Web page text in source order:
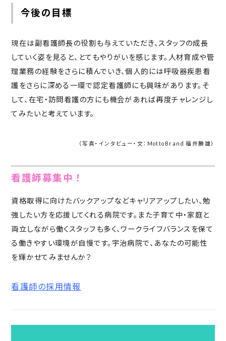
今後の目標
現在は副看護師長の役割も与えていただき、スタッフの成長
していく姿を見ると、とてもやりがいを感じます。人材育成や管
理業務の経験をさらに積んでいき、個人的には呼吸器疾患看
護をさらに深める一環で認定看護師にも興味があります。そ
して、在宅・訪問看護の方にも機会があれば再度チャレンジし
てみたいと考えています。
（写真・インタビュー・文：MottoBrand 福井勝雄）
看護師募集中！
資格取得に向けたバックアップなどキャリアアップしたい、勉
強したい方を応援してくれる病院です。また子育て中・家庭と
両立しながら働くスタッフも多く、ワークライフバランスを保て
る働きやすい環境が自慢です。宇治病院で、あなたの可能性
を輝かせてみませんか？
看護師の採用情報